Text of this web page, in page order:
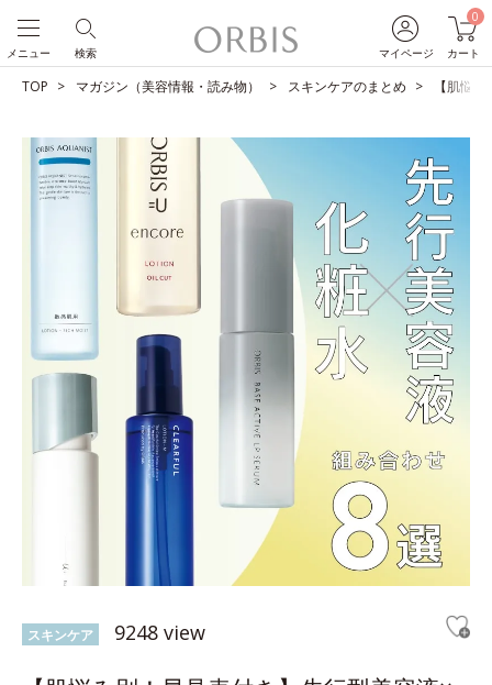
マイページ
0
カート
検索
メニュー
TOP マガジン（美容情報・読み物） スキンケアのまとめ 【肌悩
スキンケア 9248 view